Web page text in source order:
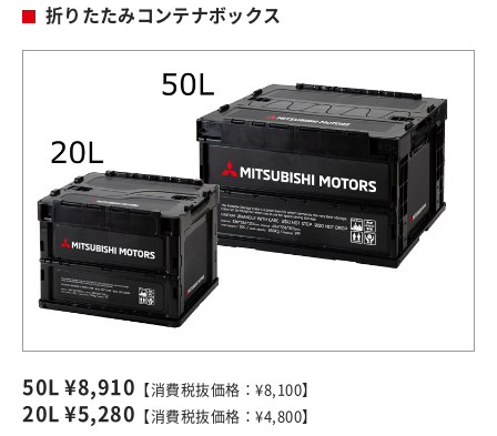
折りたたみコンテナボックス
50L ¥8,910 【消費税抜価格：¥8,100】
20L ¥5,280 【消費税抜価格：¥4,800】